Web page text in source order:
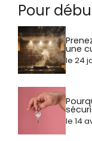
Pour
une
le 24
le 14